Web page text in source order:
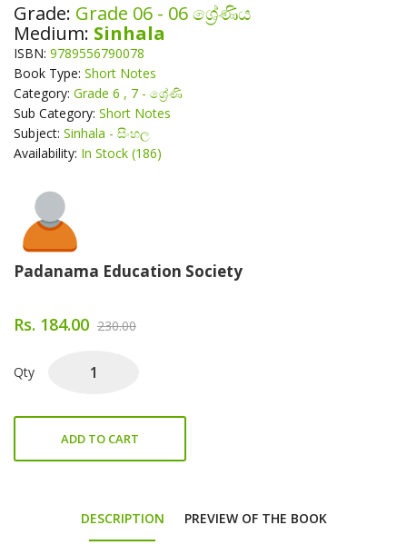
Grade: Grade 06 - 06 ශ්‍රේණිය
Medium: Sinhala
ISBN: 9789556790078
Book Type: Short Notes
Category: Grade 6 , 7 - ශ්‍රේණි
Sub Category: Short Notes
Subject: Sinhala - සිංහල
Availability: In Stock (186)
About Author
Padanama Education Society
Rs. 184.00 230.00
Qty
ADD TO CART
DESCRIPTION PREVIEW OF THE BOOK